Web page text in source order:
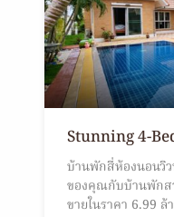
Stunning 4-
บ้านพักสี่ห้องนอนวิ
ของคุณกับบ้านพักส
ขายในราคา 6.99